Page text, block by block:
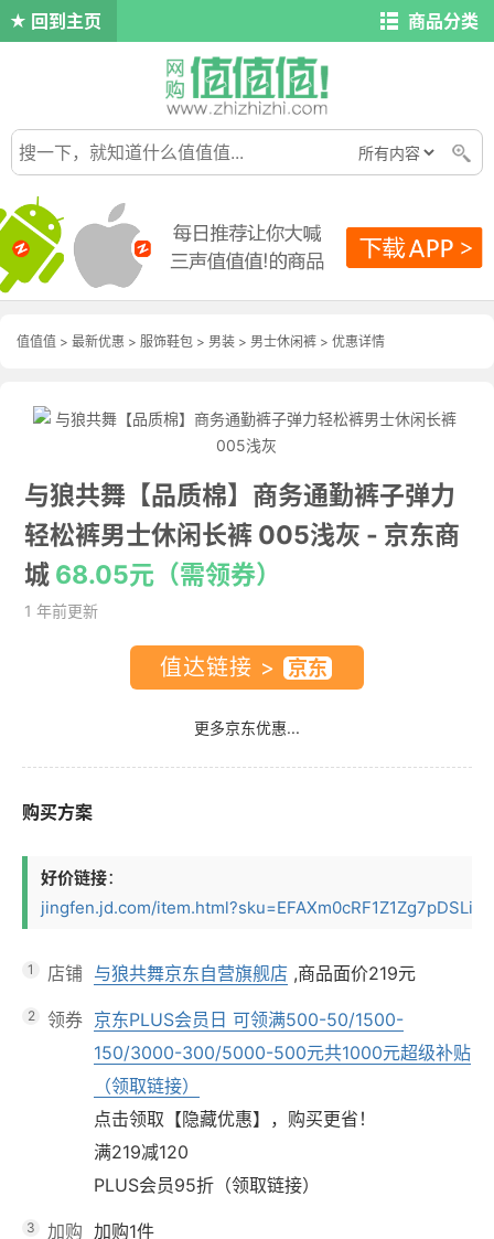
回到主页 商品分类
值值值 > 最新优惠 > 服饰鞋包 > 男装 > 男士休闲裤 > 优惠详情
与狼共舞【品质棉】商务通勤裤子弹力
轻松裤男士休闲长裤 005浅灰 - 京东商
城 68.05元（需领券）
1 年前更新
值达链接 >
更多京东优惠...
购买方案
好价链接：
jingfen.jd.com/
1 店铺 与狼共舞京东自营旗舰店 ,商品面价219元
2 领券 京东PLUS会员日 可领满500-50/1500-
150/3000-300/5000-500元共1000元超级补贴
（领取链接）
点击领取【隐藏优惠】，购买更省！
满219减120
PLUS会员95折（领取链接）
3 加购 加购1件